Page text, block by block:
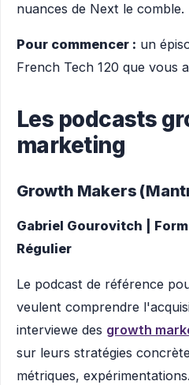
nuances de Next le comble.
Pour commencer : un
French Tech 120 que vous
Les podcasts
marketing
Growth Makers
Gabriel Gourovitch |
Régulier
Le podcast de référence
veulent comprendre
interviewe des growth
sur leurs stratégies
métriques,